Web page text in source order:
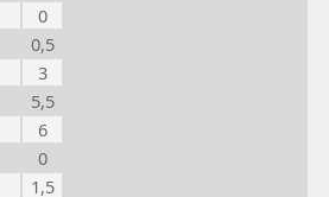
0
0,5
3
5,5
6
0
1,5